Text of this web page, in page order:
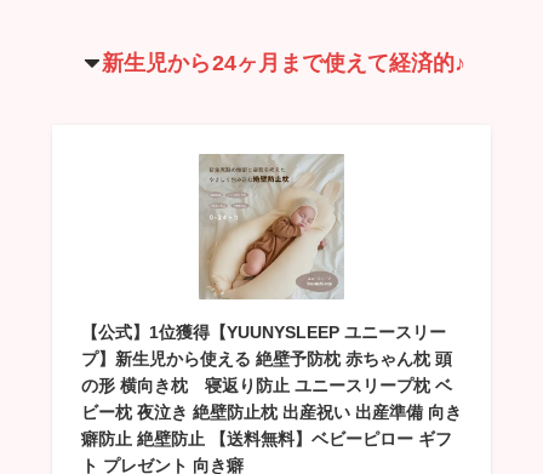
新生児から24ヶ月まで使えて経済的♪
【公式】1位獲得【YUUNYSLEEP ユニースリー
プ】新生児から使える 絶壁予防枕 赤ちゃん枕 頭
の形 横向き枕 寝返り防止 ユニースリープ枕 ベ
ビー枕 夜泣き 絶壁防止枕 出産祝い 出産準備 向き
癖防止 絶壁防止 【送料無料】ベビーピロー ギフ
ト プレゼント 向き癖